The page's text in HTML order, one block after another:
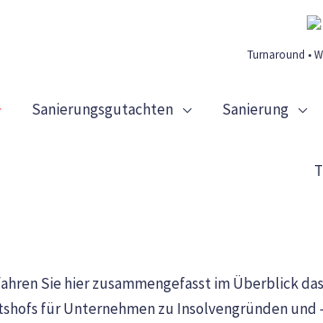
Turnaround •
Sanierungsgutachten Sanierung
Sie hier zusammengefasst im Überblick
für Unternehmen zu Insolvengründen